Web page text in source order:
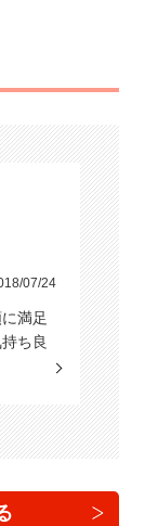
07/24
満足
ち良